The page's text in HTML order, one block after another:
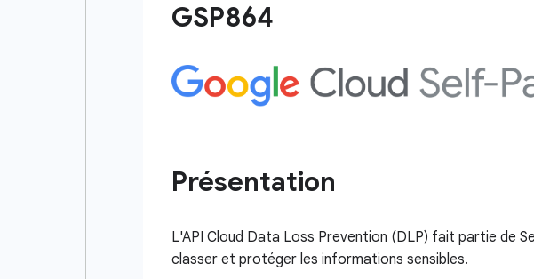
GSP864
Présentation
L'API Cloud Data Loss Prevention (DLP) fait partie de
classer et protéger les informations sensibles.